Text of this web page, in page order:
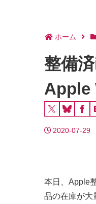
ホーム
整備
Apple
2020-07-29
本日、Apple
品の在庫が大